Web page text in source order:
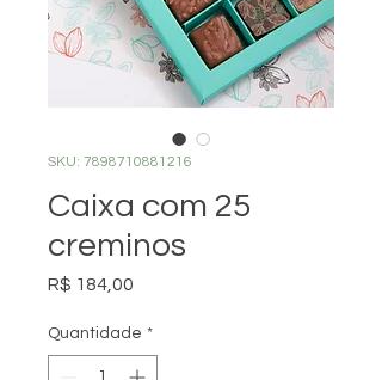
SKU: 7898710881216
Caixa com 25
creminos
R$ 184,00
Quantidade *